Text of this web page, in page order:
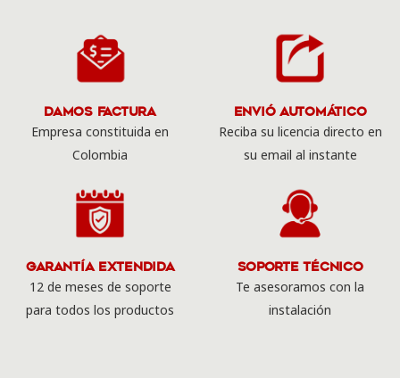
Damos Factura
Empresa constituida en
Colombia
Envió Automático
Reciba su licencia directo en
su email al instante
Garantía Extendida
12 de meses de soporte
para todos los productos
Soporte Técnico
Te asesoramos con la
instalación